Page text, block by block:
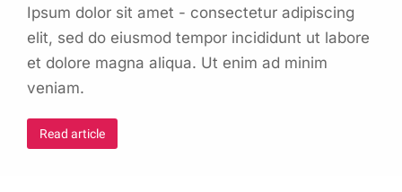
Ipsum dolor sit amet - consectetur adipiscing
elit, sed do eiusmod tempor incididunt ut labore
et dolore magna aliqua. Ut enim ad minim
veniam.
Read article